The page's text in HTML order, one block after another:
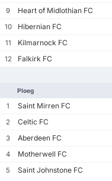
9
Heart of Midlothian FC
10
Hibernian FC
11
Kilmarnock FC
12
Falkirk FC
Ploeg
1 Saint Mirren FC
2
Celtic FC
3
Aberdeen FC
4
Motherwell FC
5
Saint Johnstone FC